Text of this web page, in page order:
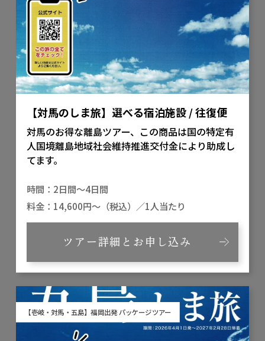
【対馬のしま旅】選べる宿泊施設 / 往復便
対馬のお得な離島ツアー、この商品は国の特定有
人国境離島地域社会維持推進交付金により助成し
てます。
2日間～4日間
14,600円～（税込）／1人当たり
ツアー詳細とお申し込み
【壱岐・対馬・五島】福岡出発 パッケージツアー